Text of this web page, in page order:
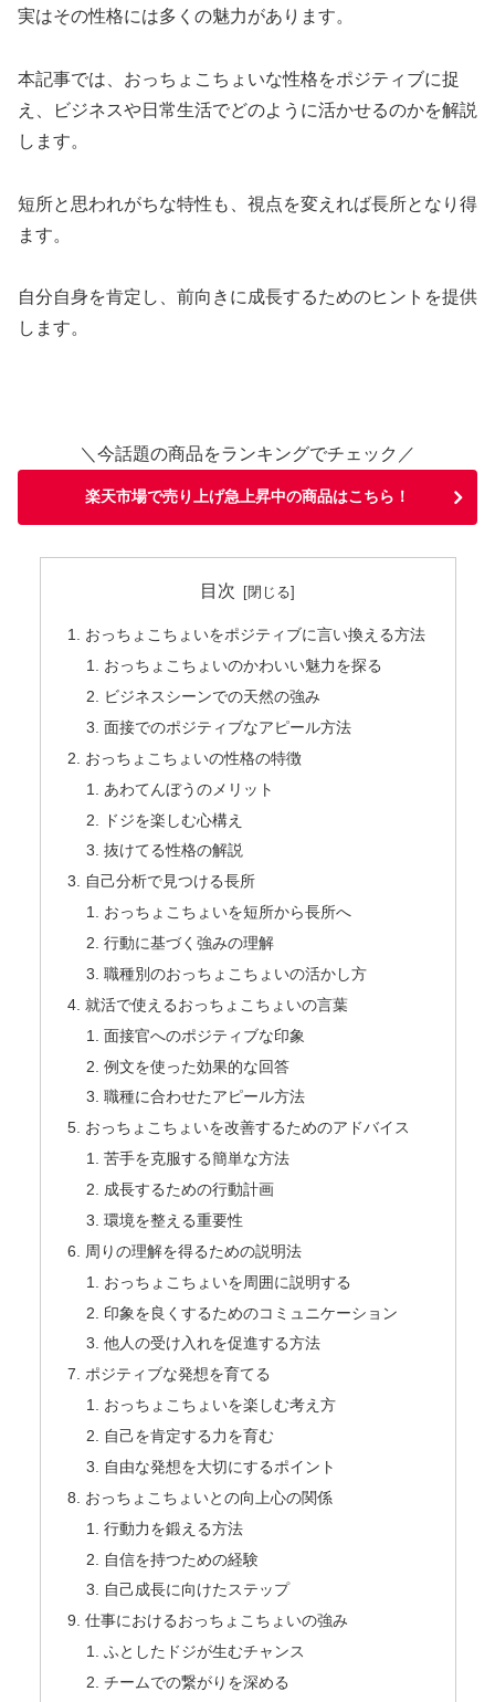
実はその性格には多くの魅力があります。
本記事では、おっちょこちょいな性格をポジティブに捉
え、ビジネスや日常生活でどのように活かせるのかを解説
します。
短所と思われがちな特性も、視点を変えれば長所となり得
ます。
自分自身を肯定し、前向きに成長するためのヒントを提供
します。
＼今話題の商品をランキングでチェック／
楽天市場で売り上げ急上昇中の商品はこちら！
目次
おっちょこちょいをポジティブに言い換える方法
おっちょこちょいのかわいい魅力を探る
ビジネスシーンでの天然の強み
面接でのポジティブなアピール方法
おっちょこちょいの性格の特徴
あわてんぼうのメリット
ドジを楽しむ心構え
抜けてる性格の解説
自己分析で見つける長所
おっちょこちょいを短所から長所へ
行動に基づく強みの理解
職種別のおっちょこちょいの活かし方
就活で使えるおっちょこちょいの言葉
面接官へのポジティブな印象
例文を使った効果的な回答
職種に合わせたアピール方法
おっちょこちょいを改善するためのアドバイス
苦手を克服する簡単な方法
成長するための行動計画
環境を整える重要性
周りの理解を得るための説明法
おっちょこちょいを周囲に説明する
印象を良くするためのコミュニケーション
他人の受け入れを促進する方法
ポジティブな発想を育てる
おっちょこちょいを楽しむ考え方
自己を肯定する力を育む
自由な発想を大切にするポイント
おっちょこちょいとの向上心の関係
行動力を鍛える方法
自信を持つための経験
自己成長に向けたステップ
仕事におけるおっちょこちょいの強み
ふとしたドジが生むチャンス
チームでの繋がりを深める